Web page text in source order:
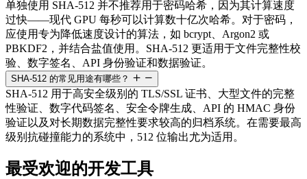
单独使用 SHA-512 并不推荐用于密码哈希，因为其计算速度
过快——现代 GPU 每秒可以计算数十亿次哈希。对于密码，
应使用专为降低速度设计的算法，如 bcrypt、Argon2 或
PBKDF2，并结合盐值使用。SHA-512 更适用于文件完整性校
验、数字签名、API 身份验证和数据验证。
SHA-512 的常见用途有哪些？
SHA-512 用于高安全级别的 TLS/SSL 证书、大型文件的完整
性验证、数字代码签名、安全令牌生成、API 的 HMAC 身份
验证以及对长期数据完整性要求较高的归档系统。在需要最高
级别抗碰撞能力的系统中，512 位输出尤为适用。
最受欢迎的开发工具